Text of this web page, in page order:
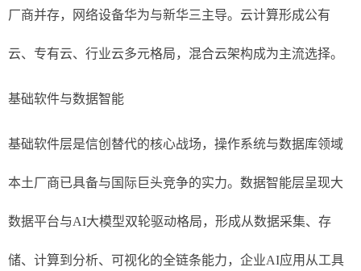
厂商并存，网络设备华为与新华三主导。云计算形成公有
云、专有云、行业云多元格局，混合云架构成为主流选择。
基础软件与数据智能
基础软件层是信创替代的核心战场，操作系统与数据库领域
本土厂商已具备与国际巨头竞争的实力。数据智能层呈现大
数据平台与AI大模型双轮驱动格局，形成从数据采集、存
储、计算到分析、可视化的全链条能力，企业AI应用从工具